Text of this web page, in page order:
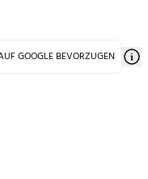
GOOGLE BEVORZUGEN